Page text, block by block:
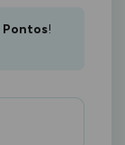
Pontos!